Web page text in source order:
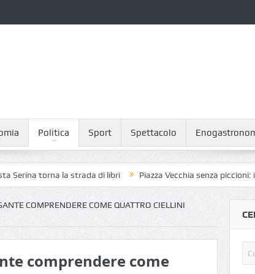
Politica Sport Spettacolo
torna la strada di libri Piazza Vecchia senza piccioni: il
COMPRENDERE COME QUATTRO CIELLINI
comprendere come